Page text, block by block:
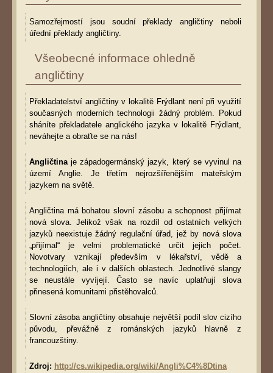
Samozřejmostí jsou soudní překlady angličtiny neboli
úřední překlady angličtiny.
Všeobecné informace ohledně
angličtiny
Překladatelství angličtiny v lokalitě Frýdlant není při využití
současných moderních technologii žádný problém. Pokud
sháníte překladatele anglického jazyka v lokalitě Frýdlant,
neváhejte a obraťte se na nás!
Angličtina je západogermánský jazyk, který se vyvinul na
území Anglie. Je třetím nejrozšířenějším mateřským
jazykem na světě.
Angličtina má bohatou slovní zásobu a schopnost přijímat
nová slova. Jelikož však na rozdíl od ostatních velkých
jazyků neexistuje žádný regulační úřad, jež by nová slova
„přijímal“ je velmi problematické určit jejich počet.
Novotvary vznikají především v lékařství, vědě a
technologiích, ale i v dalších oblastech. Jednotlivé slangy
se neustále vyvíjejí. Často se navíc uplatňují slova
přinesená komunitami přistěhovalců.
Slovní zásoba angličtiny obsahuje největší podíl slov cizího
původu, převážně z románských jazyků hlavně z
francouzštiny.
Zdroj: http://cs.wikipedia.org/wiki/Angli%C4%8Dtina